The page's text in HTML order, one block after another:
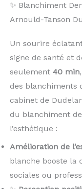
✨ Blanchiment
Arnould-Tanson
Un sourire
signe de santé et
seulement 40 min
des blanchiments
cabinet de
du blanchiment
l’esthétique :
Amélioration de
blanche booste la
sociales ou